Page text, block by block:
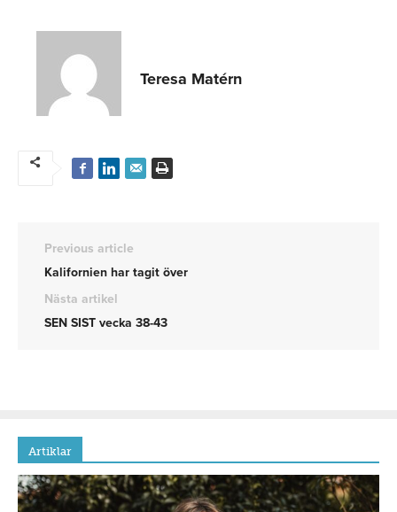
Teresa Matérn
Previous article
Kalifornien har tagit över
Nästa artikel
SEN SIST vecka 38-43
Artiklar